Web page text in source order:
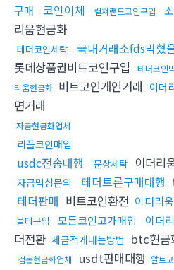
구매
코인이체 컬쳐랜드코인구입
리움현금화
테더코인세탁 국내거래소fds막혔
롯데상품권비트코인구입
테더코인
리움현금화 비트코인개인거래 이더
면거래
자금현금화업체
리플코인매입
usdc전송대행 문상세탁 이더리
자금믹싱문의 테더트론구매대행
테더판매 비트코인환전 이더리움
블테구입
모든코인고가매입 이더
더전환 세금적게내는방법 btc현금
검돈현금화업체
usdt판매대행 알트